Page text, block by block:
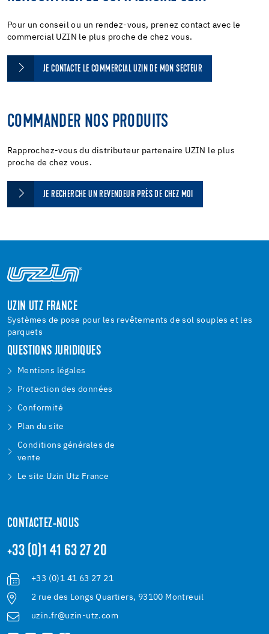
Pour un conseil ou un rendez-vous, prenez contact avec le
commercial UZIN le plus proche de chez vous.
JE CONTACTE LE COMMERCIAL UZIN DE MON SECTEUR
COMMANDER NOS PRODUITS
Rapprochez-vous du distributeur partenaire UZIN le plus
proche de chez vous.
JE RECHERCHE UN REVENDEUR PRÈS DE CHEZ MOI
UZIN UTZ FRANCE
Systèmes de pose pour les revêtements de sol souples et les
parquets
QUESTIONS JURIDIQUES
Mentions légales
Protection des données
Conformité
Plan du site
Conditions générales de
vente
Le site Uzin Utz France
CONTACTEZ-NOUS
+33 (0)1 41 63 27 20
+33 (0)1 41 63 27 21
2 rue des Longs Quartiers, 93100 Montreuil
uzin.fr@uzin-utz.com